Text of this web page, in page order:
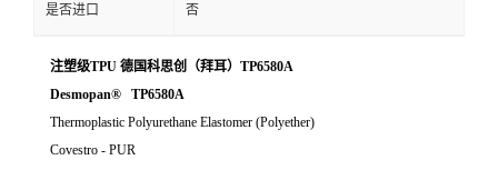
是否进口 否
注塑级TPU 德国科思创（拜耳）TP6580A
Desmopan® TP6580A
Thermoplastic Polyurethane Elastomer (Polyether)
Covestro - PUR